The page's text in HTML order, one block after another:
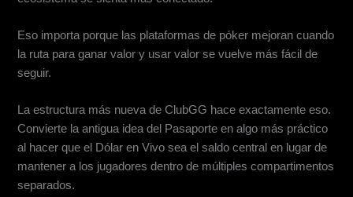
Eso importa porque las plataformas de póker mejoran cuando
la ruta para ganar valor y usar valor se vuelve más fácil de
seguir.
La estructura más nueva de ClubGG hace exactamente eso.
Convierte la antigua idea del Pasaporte en algo más práctico
al hacer que el Dólar en Vivo sea el saldo central en lugar de
mantener a los jugadores dentro de múltiples compartimentos
separados.